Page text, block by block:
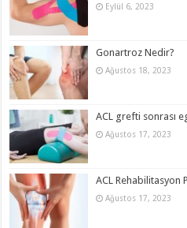
Eylül 6, 2023
Gonartroz Nedir?
Ağustos 18, 2023
ACL grefti sonrası
Ağustos 17, 2023
ACL Rehabilitasyon
Ağustos 17, 2023